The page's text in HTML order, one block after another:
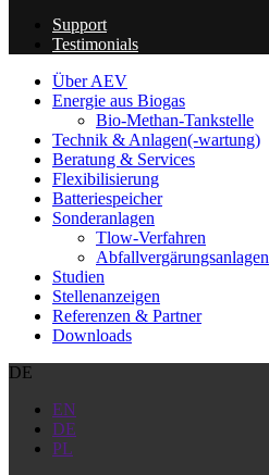
Support
Testimonials
Über AEV
Energie aus Biogas
Bio-Methan-Tankstelle
Technik & Anlagen(-wartung)
Beratung & Services
Flexibilisierung
Batteriespeicher
Sonderanlagen
Tlow-Verfahren
Abfallvergärungsanlagen
Studien
Stellenanzeigen
Referenzen & Partner
Downloads
DE
EN
DE
PL